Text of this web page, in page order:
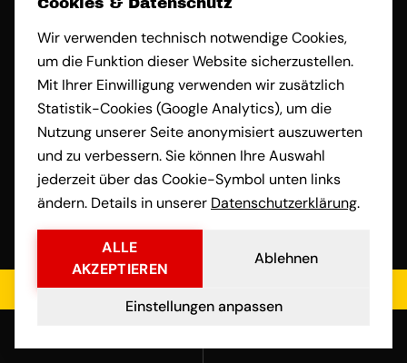
Umzug von Österreich nach
Ludwigsburg
Umzug von Österreich nach
Ludwigshafen am Rhein
Umzug von Österreich nach
Magdeburg
Umzug von Österreich nach Mainz
Mannheim
Umzug von Österreich nach
Mönchengladbach
Umzug von Österreich nach
Mülheim an der Ruhr
Umzug von Österreich nach
München
Umzug von Österreich nach
Umzug von Österreich nach
Umzug von Österreich nach
Oberhausen
Jetzt kostenloses Angebot einholen
Wir verwenden technisch notwendige Cookies,
um die Funktion dieser Website sicherzustellen.
Mit Ihrer Einwilligung verwenden wir zusätzlich
Statistik-Cookies (Google Analytics), um die
Nutzung unserer Seite anonymisiert auszuwerten
und zu verbessern. Sie können Ihre Auswahl
jederzeit über das Cookie-Symbol unten links
ändern. Details in unserer Datenschutzerklärung.
ALLE
AKZEPTIEREN
Ablehnen
Einstellungen anpassen